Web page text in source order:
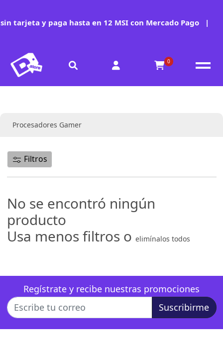
tarjeta y paga hasta en 12 MSI con Mercado Pago |
0
Colección:
Procesadores Gamer
Filtros
No se encontró ningún
producto
Usa menos filtros o elimínalos todos
Regístrate y recibe nuestras promociones
Suscribirme